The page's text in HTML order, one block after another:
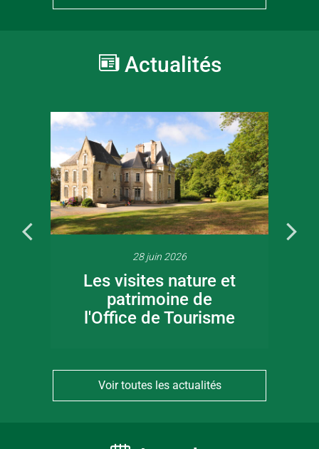
Actualités
28 juin 2026
Les visites nature et
patrimoine de
l'Office de Tourisme
Voir toutes les actualités